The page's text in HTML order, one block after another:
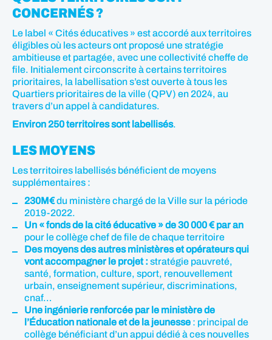
CONCERNÉS ?
Le label « Cités éducatives » est accordé aux territoires
éligibles où les acteurs ont proposé une stratégie
ambitieuse et partagée, avec une collectivité cheffe de
file. Initialement circonscrite à certains territoires
prioritaires, la labellisation s’est ouverte à tous les
Quartiers prioritaires de la ville (QPV) en 2024, au
travers d’un appel à candidatures.
Environ 250 territoires sont labellisés.
LES MOYENS
Les territoires labellisés bénéficient de moyens
supplémentaires :
230M€du ministère chargé de la Ville sur la période
2019-2022.
Un « fonds de la cité éducative » de 30 000 € par an
pour le collège chef de file de chaque territoire
Des moyens des autres ministères et opérateurs qui
vont accompagner le projet : stratégie pauvreté,
santé, formation, culture, sport, renouvellement
urbain, enseignement supérieur, discriminations,
cnaf…
Une ingénierie renforcée par le ministère de
l’Éducation nationale et de la jeunesse : principal de
collège bénéficiant d’un appui dédié à ces nouvelles